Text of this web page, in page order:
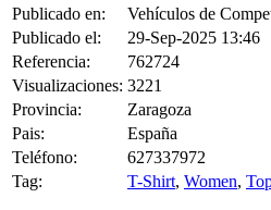
Publicado en:
Vehículos de
Publicado el:
29-Sep-2025 13:46
Referencia:
762724
Visualizaciones: 3221
Provincia:
Zaragoza
Pais:
España
Teléfono:
627337972
Tag:
T-Shirt, Women,